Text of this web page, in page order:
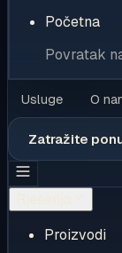
Početna
Povratak
Usluge O
Zatražite
Proizvodi